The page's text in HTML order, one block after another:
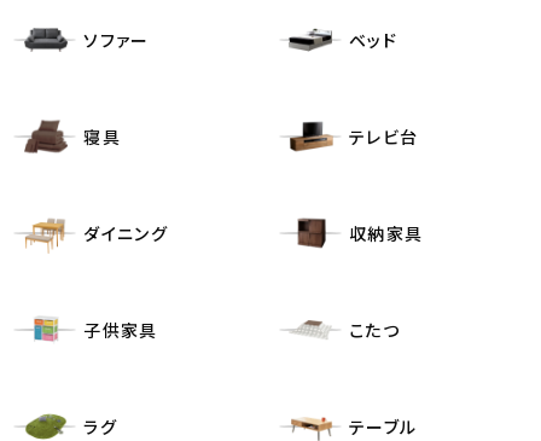
ソファー ベッド
寝具 テレビ台
ダイニング 収納家具
子供家具 こたつ
ラグ テーブル